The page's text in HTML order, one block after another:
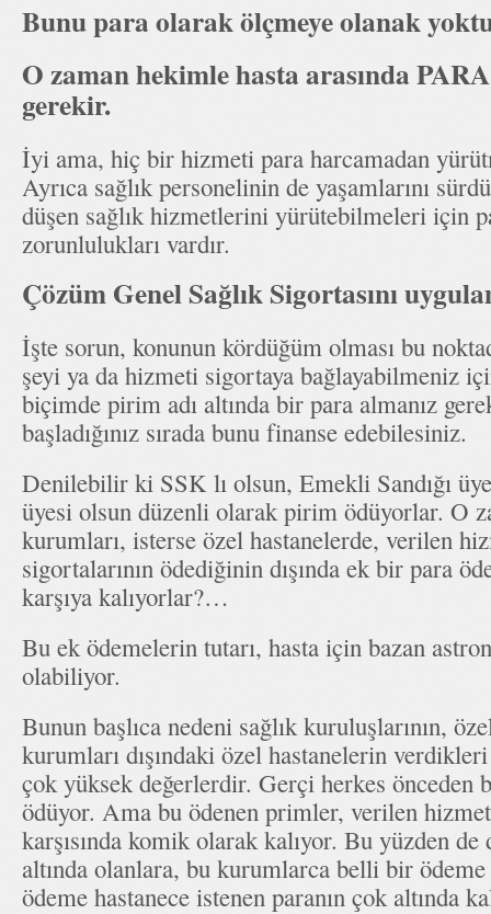
Bunu para olarak ölçmeye olanak
O zaman hekimle hasta arasında
gerekir.
İyi ama, hiç bir hizmeti para harcamadan
Ayrıca sağlık personelinin de yaşamlarını
düşen sağlık hizmetlerini yürütebilmeleri için
zorunlulukları vardır.
Çözüm Genel Sağlık Sigortasını
İşte sorun, konunun kördüğüm olması bu
şeyi ya da hizmeti sigortaya bağlayabilmeniz
biçimde pirim adı altında bir para almanız
başladığınız sırada bunu finanse edebilesiniz.
Denilebilir ki SSK lı olsun, Emekli Sandığı
üyesi olsun düzenli olarak pirim ödüyorlar. O
kurumları, isterse özel hastanelerde, verilen
sigortalarının ödediğinin dışında ek bir para
karşıya kalıyorlar?…
Bu ek ödemelerin tutarı, hasta için bazan
olabiliyor.
Bunun başlıca nedeni sağlık kuruluşlarının,
kurumları dışındaki özel hastanelerin
çok yüksek değerlerdir. Gerçi herkes
ödüyor. Ama bu ödenen primler, verilen
karşısında komik olarak kalıyor. Bu yüzden
altında olanlara, bu kurumlarca belli bir
ödeme hastanece istenen paranın çok altında